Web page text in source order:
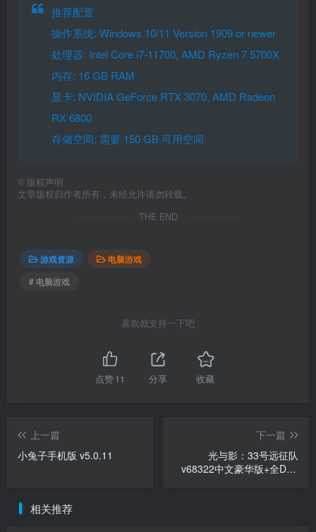
推荐配置
操作系统: Windows 10/11 Version 1909 or newer
处理器: Intel Core i7-11700, AMD Ryzen 7 5700X
内存: 16 GB RAM
显卡: NVIDIA GeForce RTX 3070, AMD Radeon
RX 6800
存储空间: 需要 150 GB 可用空间
© 版权声明
文章版权归作者所有，未经允许请勿转载。
THE END
游戏资源
电脑游戏
# 电脑游戏
喜欢就支持一下吧
点赞11 分享 收藏
上一篇
小兔子手机版 v5.0.11
下一篇
光与影：33号远征队
v68322中文豪华版+全DLC
相关推荐